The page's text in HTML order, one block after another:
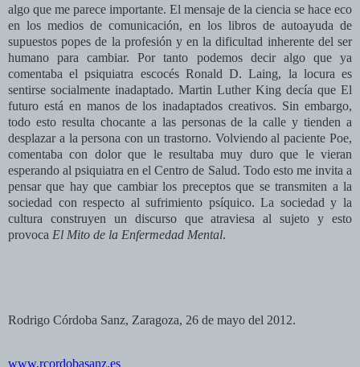
algo que me parece importante. El mensaje de la ciencia se hace eco
en los medios de comunicación, en los libros de autoayuda de
supuestos popes de la profesión y en la dificultad inherente del ser
humano para cambiar. Por tanto podemos decir algo que ya
comentaba el psiquiatra escocés Ronald D. Laing, la locura es
sentirse socialmente inadaptado. Martin Luther King decía que El
futuro está en manos de los inadaptados creativos. Sin embargo,
todo esto resulta chocante a las personas de la calle y tienden a
desplazar a la persona con un trastorno. Volviendo al paciente Poe,
comentaba con dolor que le resultaba muy duro que le vieran
esperando al psiquiatra en el Centro de Salud. Todo esto me invita a
pensar que hay que cambiar los preceptos que se transmiten a la
sociedad con respecto al sufrimiento psíquico. La sociedad y la
cultura construyen un discurso que atraviesa al sujeto y esto
provoca El Mito de la Enfermedad Mental.
Rodrigo Córdoba Sanz, Zaragoza, 26 de mayo del 2012.
www.rcordobasanz.es